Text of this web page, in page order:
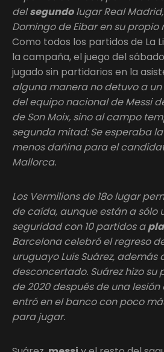
delsegundolugar Real
Domingo de Eibar en su
Como todos los partidos de La
la campaña, el juego del
jugado sin partidarios en la
alguna manera no detuvo a
del equipo nacional de Messi
de Son Moix, sino al campo
segunda mitad: Se esperaba
menos dañina para el
Mallorca.
Los Vermilions de 18o lugar
de caída, aunque están a sólo
seguridad con 10 partidos a
Barcelona celebró el regreso
uruguayo Luis Suárez, además
desconcertado. Suárez hizo
de 2020 después de una
entró en el banco con poco
para jugar.